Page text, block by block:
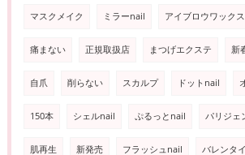
マスクメイク ミラーnail アイブロウワックス
痛まない 正規取扱店 まつげエクステ 新
自爪 削らない スカルプ ドットnail
150本 シェルnail ぷるっとnail パリジェ
肌再生 新発売 フラッシュnail バレンタ